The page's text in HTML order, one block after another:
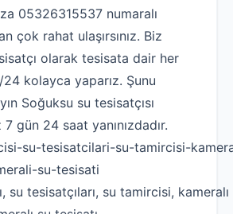
05326315537 numaralı
çok rahat ulaşırsınız. Biz
olarak tesisata dair her
kolayca yaparız. Şunu
Soğuksu su tesisatçısı
gün 24 saat yanınızdadır.
su tesisatçıları, su tamircisi,